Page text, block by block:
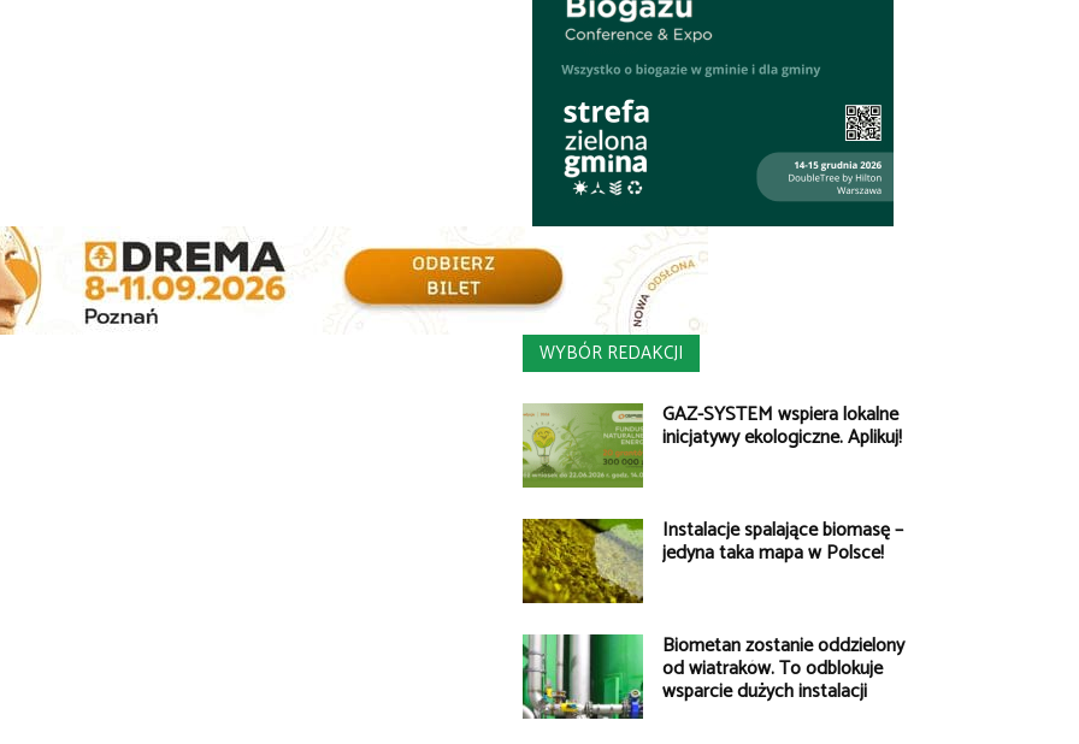
WYBÓR REDAKCJI
GAZ-SYSTEM wspiera lokalne
inicjatywy ekologiczne. Aplikuj!
Instalacje spalające biomasę –
jedyna taka mapa w Polsce!
Biometan zostanie oddzielony
od wiatraków. To odblokuje
wsparcie dużych instalacji